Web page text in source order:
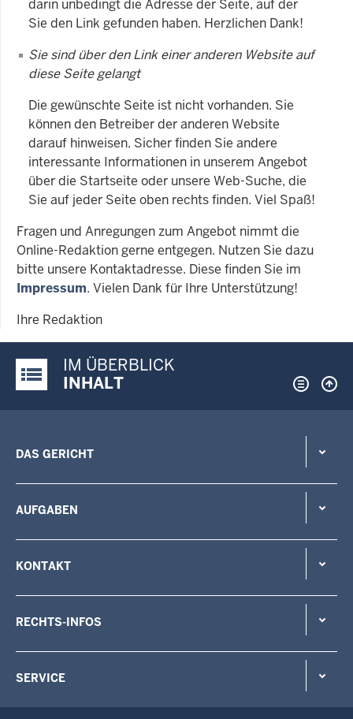
darin unbedingt die Adresse der Seite, auf der
Sie den Link gefunden haben. Herzlichen Dank!
Sie sind über den Link einer anderen Website auf
diese Seite gelangt
Die gewünschte Seite ist nicht vorhanden. Sie
können den Betreiber der anderen Website
darauf hinweisen. Sicher finden Sie andere
interessante Informationen in unserem Angebot
über die Startseite oder unsere Web-Suche, die
Sie auf jeder Seite oben rechts finden. Viel Spaß!
Fragen und Anregungen zum Angebot nimmt die
Online-Redaktion gerne entgegen. Nutzen Sie dazu
bitte unsere Kontaktadresse. Diese finden Sie im
Impressum. Vielen Dank für Ihre Unterstützung!
Ihre Redaktion
Justiz-Portal im Überblick:
IM ÜBERBLICK
INHALT
DAS GERICHT
AUFGABEN
KONTAKT
RECHTS-INFOS
SERVICE